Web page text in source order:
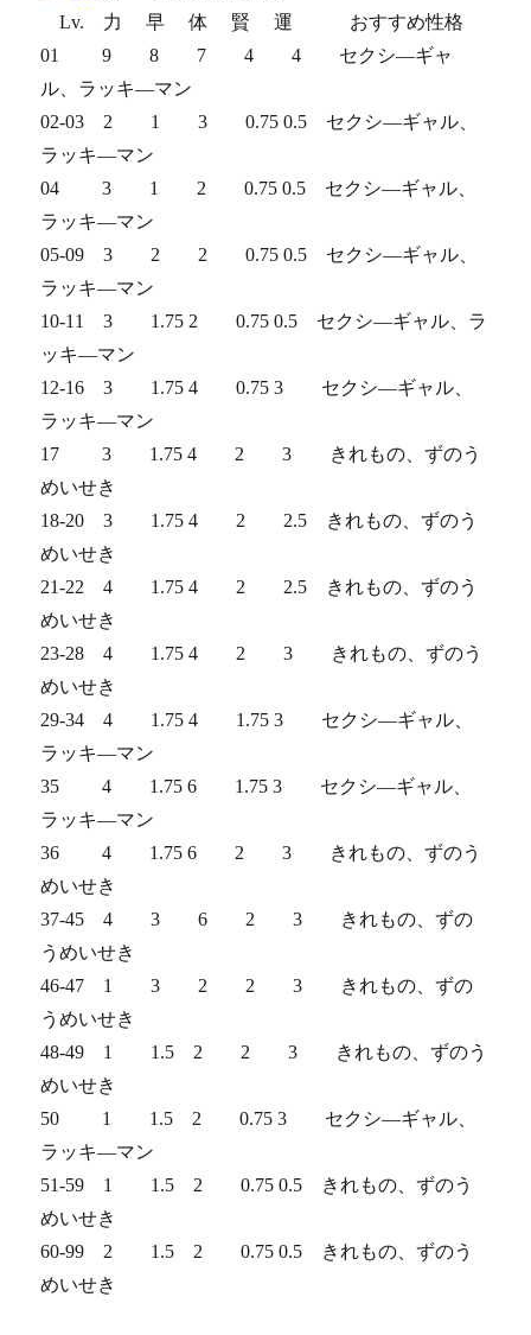
Lv. 力 早 体 賢 運 おすすめ性格
01 9 8 7 4 4 セクシ―ギャ
ル、ラッキ―マン
02-03 2 1 3 0.75 0.5 セクシ―ギャル、
ラッキ―マン
04 3 1 2 0.75 0.5 セクシ―ギャル、
ラッキ―マン
05-09 3 2 2 0.75 0.5 セクシ―ギャル、
ラッキ―マン
10-11 3 1.75 2 0.75 0.5 セクシ―ギャル、ラ
ッキ―マン
12-16 3 1.75 4 0.75 3 セクシ―ギャル、
ラッキ―マン
17 3 1.75 4 2 3 きれもの、ずのう
めいせき
18-20 3 1.75 4 2 2.5 きれもの、ずのう
めいせき
21-22 4 1.75 4 2 2.5 きれもの、ずのう
めいせき
23-28 4 1.75 4 2 3 きれもの、ずのう
めいせき
29-34 4 1.75 4 1.75 3 セクシ―ギャル、
ラッキ―マン
35 4 1.75 6 1.75 3 セクシ―ギャル、
ラッキ―マン
36 4 1.75 6 2 3 きれもの、ずのう
めいせき
37-45 4 3 6 2 3 きれもの、ずの
うめいせき
46-47 1 3 2 2 3 きれもの、ずの
うめいせき
48-49 1 1.5 2 2 3 きれもの、ずのう
めいせき
50 1 1.5 2 0.75 3 セクシ―ギャル、
ラッキ―マン
51-59 1 1.5 2 0.75 0.5 きれもの、ずのう
めいせき
60-99 2 1.5 2 0.75 0.5 きれもの、ずのう
めいせき